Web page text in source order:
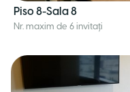
Piso 8-Sala 8
Nr. maxim de 6 invitați